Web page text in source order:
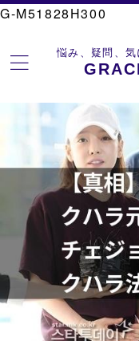
G-M51828H300
悩み、疑問、